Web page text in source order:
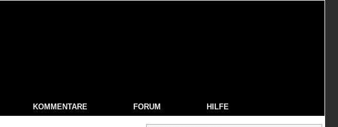
KOMMENTARE FORUM HILFE